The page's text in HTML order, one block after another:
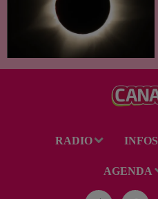
RADIO INFOS
AGENDA